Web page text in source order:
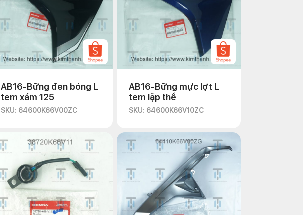
AB16-Bững đen bóng L
tem xám 125
SKU: 64600K66V00ZC
AB16-Bững mực lợt L
tem lập thể
SKU: 64600K66V10ZC